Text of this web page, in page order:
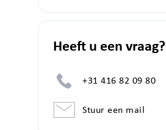
Heeft u een vraag?
+31 416 82 09 80
Stuur een mail